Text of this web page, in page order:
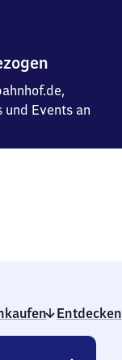
Events an
Entdecken